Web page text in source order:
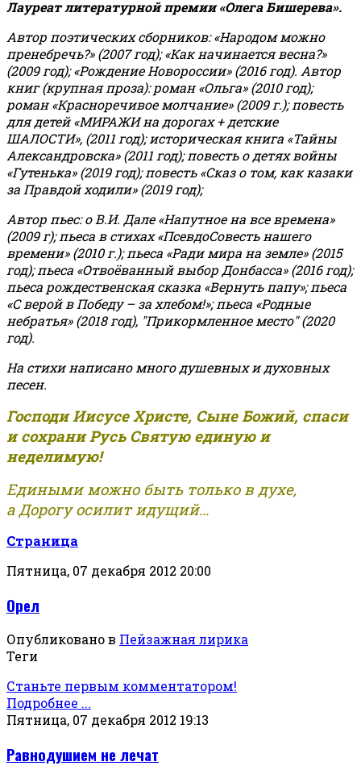
Лауреат литературной премии «Олега Бишерева».
Автор поэтических сборников: «Народом можно
пренебречь?» (2007 год); «Как начинается весна?»
(2009 год); «Рождение Новороссии» (2016 год). Автор
книг (крупная проза): роман «Ольга» (2010 год);
роман «Красноречивое молчание» (2009 г.); повесть
для детей «МИРАЖИ на дорогах + детские
ШАЛОСТИ», (2011 год); историческая книга «Тайны
Александровска» (2011 год); повесть о детях войны
«Гутенька» (2019 год); повесть «Сказ о том, как казаки
за Правдой ходили» (2019 год);
Автор пьес: о В.И. Дале «Напутное на все времена»
(2009 г); пьеса в стихах «ПсевдоСовесть нашего
времени» (2010 г.); пьеса «Ради мира на земле» (2015
год); пьеса «Отвоёванный выбор Донбасса» (2016 год);
пьеса рождественская сказка «Вернуть папу»; пьеса
«С верой в Победу – за хлебом!»;пьеса «Родные
небратья» (2018 год), "Прикормленное место" (2020
год).
На стихи написано много душевных и духовных
песен.
Господи Иисусе Христе, Сыне Божий, спаси
и сохрани Русь Святую единую и
неделимую!
Едиными можно быть только в духе,
а Дорогу осилит идущий...
Страница
Пятница, 07 декабря 2012 20:00
Орел
Опубликовано в Пейзажная лирика
Теги
Станьте первым комментатором!
Подробнее ...
Пятница, 07 декабря 2012 19:13
Равнодушием не лечат